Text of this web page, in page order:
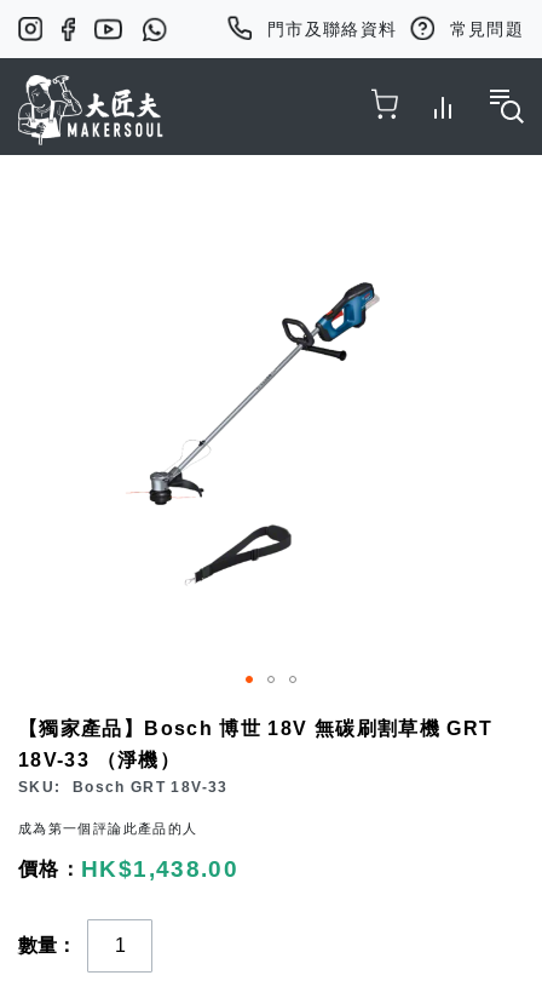
門市及聯絡資料 常見問題
【獨家產品】Bosch 博世 18V 無碳刷割草機 GRT
18V-33 （淨機）
SKU Bosch GRT 18V-33
成為第一個評論此產品的人
HK$1,438.00
數量
to
of
the
gallery